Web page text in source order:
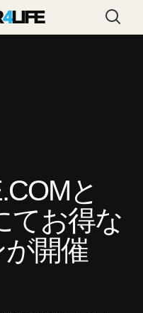
4LIFE
と
てお得な
開催